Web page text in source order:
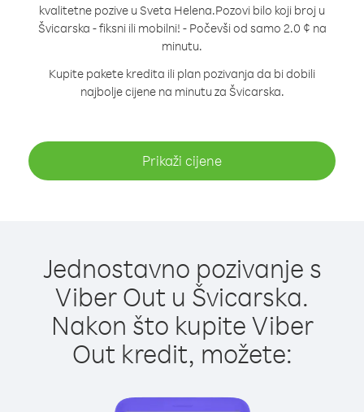
kvalitetne pozive u Sveta Helena.Pozovi bilo koji broj u
Švicarska - fiksni ili mobilni! - Počevši od samo 2.0 ¢ na
minutu.
Kupite pakete kredita ili plan pozivanja da bi dobili
najbolje cijene na minutu za Švicarska.
Prikaži cijene
Jednostavno pozivanje s
Viber Out u Švicarska.
Nakon što kupite Viber
Out kredit, možete: